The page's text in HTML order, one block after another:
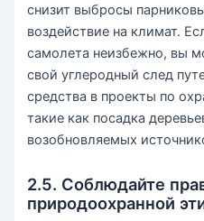
снизит выбросы
воздействие на климат.
самолета неизбежно, вы
свой углеродный след
средства в проекты по
такие как посадка
возобновляемых
2.5. Соблюдайте
природоохранной